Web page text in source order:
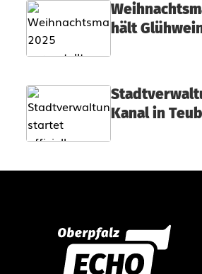
R
a
A
u
hält
Kanal in